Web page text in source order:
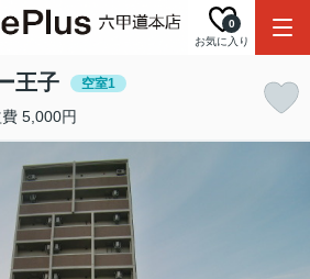
お気に入り
0
王子 空室1
5,000円